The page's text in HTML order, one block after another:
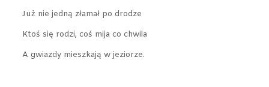
Już nie jedną złamał po drodze
Ktoś się rodzi, coś mija co chwila
A gwiazdy mieszkają w jeziorze.